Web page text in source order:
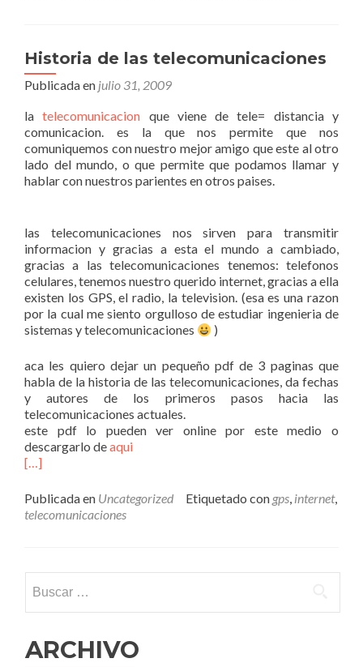
Historia de las telecomunicaciones
Publicada en julio 31, 2009
latelecomunicacion que viene de tele= distancia y
comunicacion. es la que nos permite que nos
comuniquemos con nuestro mejor amigo que este al otro
lado del mundo, o que permite que podamos llamar y
hablar con nuestros parientes en otros paises.
las telecomunicaciones nos sirven para transmitir
informacion y gracias a esta el mundo a cambiado,
gracias a las telecomunicaciones tenemos: telefonos
celulares, tenemos nuestro querido internet, gracias a ella
existen los GPS, el radio, la television. (esa es una razon
por la cual me siento orgulloso de estudiar ingenieria de
sistemas y telecomunicaciones
)
aca les quiero dejar un pequeño pdf de 3 paginas que
habla de la historia de las telecomunicaciones, da fechas
y autores de los primeros pasos hacia las
telecomunicaciones actuales.
este pdf lo pueden ver online por este medio o
descargarlo deaqui
[…]
Publicada en Uncategorized Etiquetado con gps, internet,
telecomunicaciones
ARCHIVO